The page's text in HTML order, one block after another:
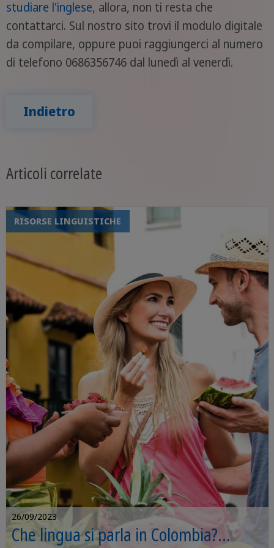
studiare l'inglese, allora, non ti resta che
contattarci. Sul nostro sito trovi il modulo digitale
da compilare, oppure puoi raggiungerci al numero
di telefono 0686356746 dal lunedì al venerdì.
Indietro
Articoli correlate
RISORSE LINGUISTICHE
26/09/2023
Che lingua si parla in Colombia?